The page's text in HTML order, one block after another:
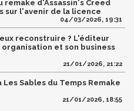
d'Assassin's Creed
sur l'avenir de la licence
04/03/2026, 19:31
reconstruire ? L'éditeur
et son business
21/01/2026, 21:22
Sables du Temps Remake
21/01/2026, 18:55